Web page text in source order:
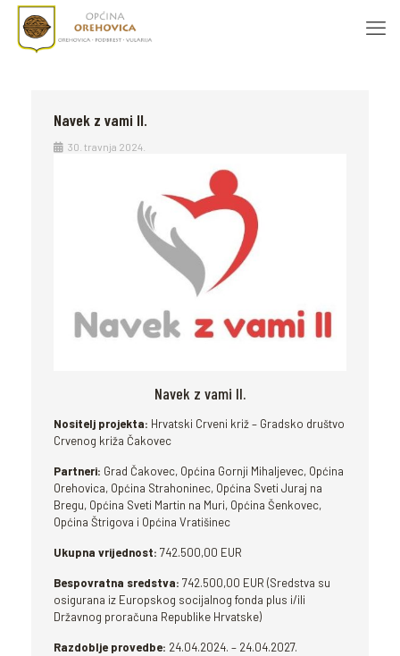
Navek z vami II.
30. travnja 2024.
Navek z vami II.
Nositelj projekta: Hrvatski Crveni križ – Gradsko društvo
Crvenog križa Čakovec
Partneri: Grad Čakovec, Općina Gornji Mihaljevec, Općina
Orehovica, Općina Strahoninec, Općina Sveti Juraj na
Bregu, Općina Sveti Martin na Muri, Općina Šenkovec,
Općina Štrigova i Općina Vratišinec
Ukupna vrijednost: 742.500,00 EUR
Bespovratna sredstva: 742.500,00 EUR (Sredstva su
osigurana iz Europskog socijalnog fonda plus i/ili
Državnog proračuna Republike Hrvatske)
Razdoblje provedbe: 24.04.2024. – 24.04.2027.